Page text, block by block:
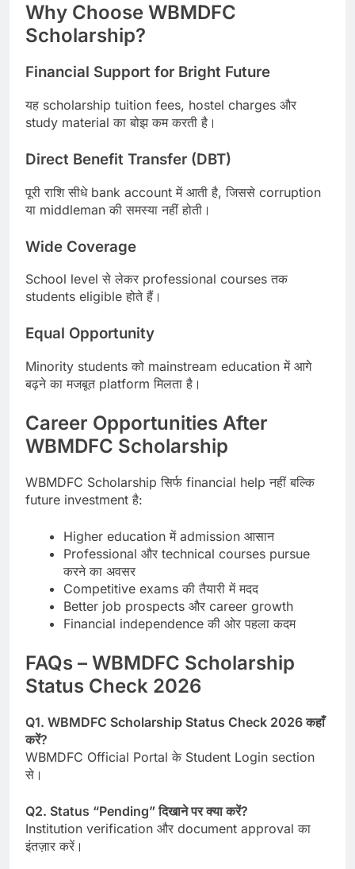
Why Choose WBMDFC
Scholarship?
Financial Support for Bright Future
यह scholarship tuition fees, hostel charges और
study material का बोझ कम करती है।
Direct Benefit Transfer (DBT)
पूरी राशि सीधे bank account में आती है, जिससे corruption
या middleman की समस्या नहीं होती।
Wide Coverage
School level से लेकर professional courses तक
students eligible होते हैं।
Equal Opportunity
Minority students को mainstream education में आगे
बढ़ने का मजबूत platform मिलता है।
Career Opportunities After
WBMDFC Scholarship
WBMDFC Scholarship सिर्फ financial help नहीं बल्कि
future investment है:
Higher education में admission आसान
Professional और technical courses pursue
करने का अवसर
Competitive exams की तैयारी में मदद
Better job prospects और career growth
Financial independence की ओर पहला कदम
FAQs – WBMDFC Scholarship
Status Check 2026
Q1. WBMDFC Scholarship Status Check 2026 कहाँ
करें?
WBMDFC Official Portal के Student Login section
से।
Q2. Status “Pending” दिखाने पर क्या करें?
Institution verification और document approval का
इंतज़ार करें।